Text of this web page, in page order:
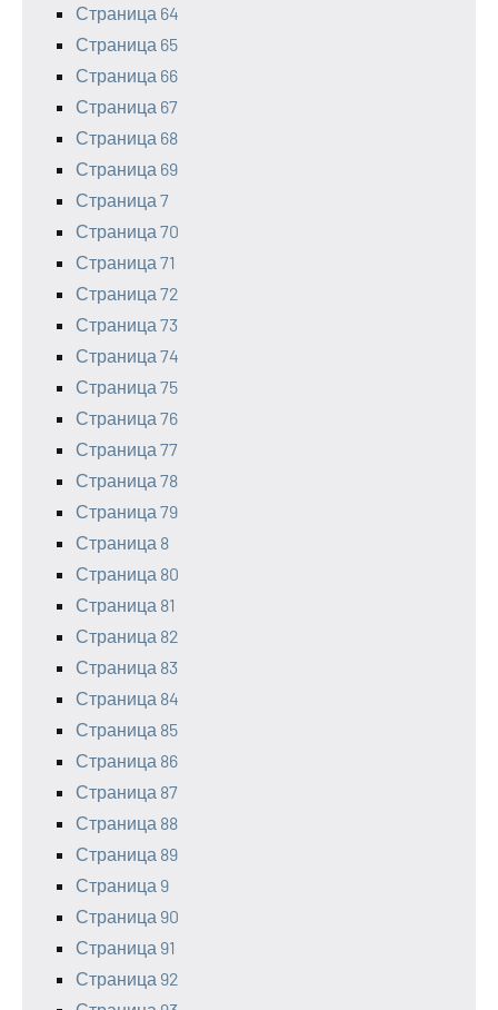
Страница 64
Страница 65
Страница 66
Страница 67
Страница 68
Страница 69
Страница 7
Страница 70
Страница 71
Страница 72
Страница 73
Страница 74
Страница 75
Страница 76
Страница 77
Страница 78
Страница 79
Страница 8
Страница 80
Страница 81
Страница 82
Страница 83
Страница 84
Страница 85
Страница 86
Страница 87
Страница 88
Страница 89
Страница 9
Страница 90
Страница 91
Страница 92